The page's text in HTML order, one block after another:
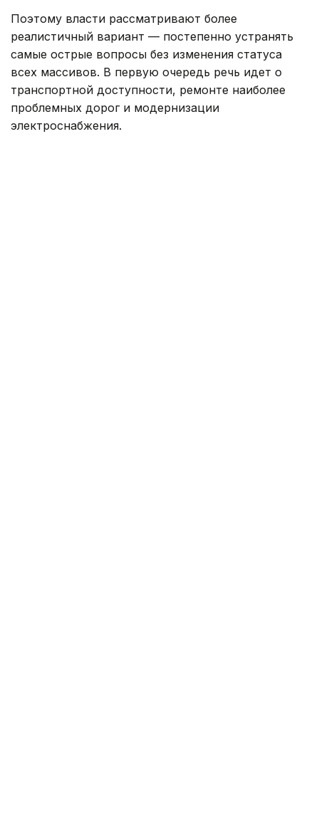
Поэтому власти рассматривают более
реалистичный вариант — постепенно устранять
самые острые вопросы без изменения статуса
всех массивов. В первую очередь речь идет о
транспортной доступности, ремонте наиболее
проблемных дорог и модернизации
электроснабжения.